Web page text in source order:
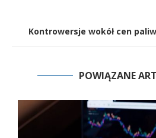
Kontrowersje wokół cen
POWIĄZANE